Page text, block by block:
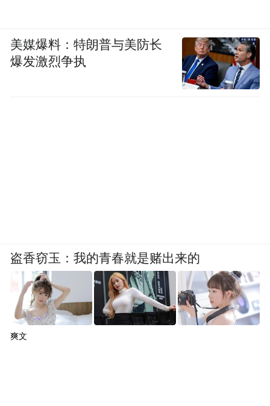
美媒爆料：特朗普与美防长
爆发激烈争执
盗香窃玉：我的青春就是赌出来的
爽文